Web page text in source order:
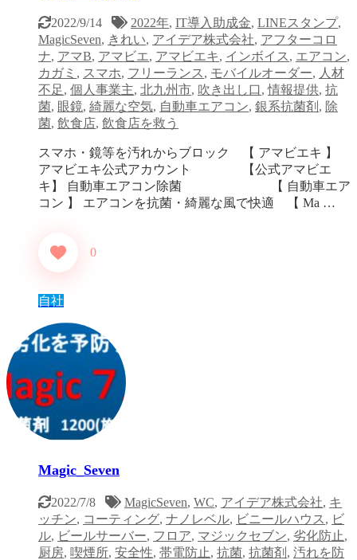
2022/9/14 2022年, IT導入助成金, LINEスタンプ,
MagicSeven, きれい, アイデア株式会社, アフターコロ
ナ, アマB, アマビエ, アマビエキ, インボイス , エアコン,
カガミ , スマホ, フリーランス , モバイルオーダー, 人材
不足, 個人事業主, 北九州市, 吹き出し口,情報提供, 抗
菌, 眼鏡, 綺麗な空気, 自動車エアコン, 銀系抗菌剤 , 除
菌, 飲食店, 飲食店を救う
スマホ・鏡等を汚れからブロック 【 アマビエキ 】
アマビエキ公式アカウント 【公式アマビエ
キ】 自動車エアコン除菌 【 自動車エア
コン 】 エアコンを抗菌・綺麗な風で快適 【 Ma …
0
自社
Magic_Seven
2022/7/8 MagicSeven, WC, アイデア株式会社, キ
ッチン, コーティング, ナノレベル, ビニールハウス , ビ
ル, ビールサーバー, フロア, マジックセブン, 劣化防止,
厨房, 喫煙所, 安全性, 帯電防止, 抗菌, 抗菌剤 , 汚れを防